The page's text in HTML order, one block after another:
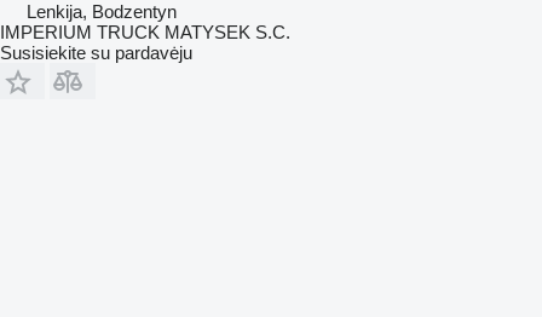
Lenkija, Bodzentyn
IMPERIUM TRUCK MATYSEK S.C.
Susisiekite su pardavėju